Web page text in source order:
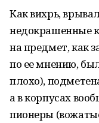
Как вихрь,
недокрашенные
на предмет, как
по ее мнению,
плохо),
а в корпусах
пионеры